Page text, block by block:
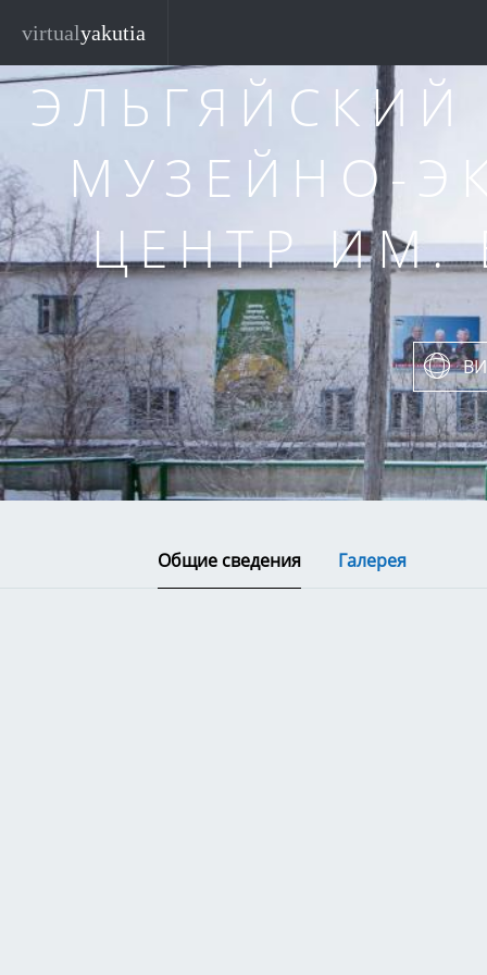
virtualyakutia
МУЗЕЙНО-
ЦЕНТР ИМ.
Общие сведения Галерея